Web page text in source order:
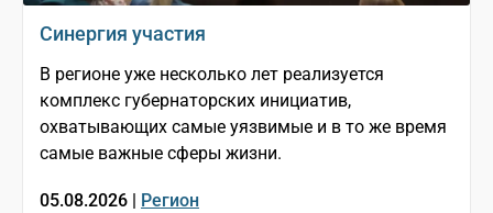
Синергия участия
В регионе уже несколько лет реализуется
комплекс губернаторских инициатив,
охватывающих самые уязвимые и в то же время
самые важные сферы жизни.
05.08.2026 | Регион